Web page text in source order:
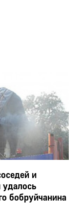
и
удалось
бобруйчанина